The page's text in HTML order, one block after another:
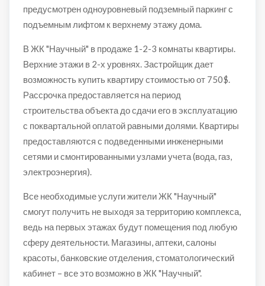
предусмотрен одноуровневый подземный паркинг с
подъемным лифтом к верхнему этажу дома.
В ЖК "Научный" в продаже 1-2-3 комнаты квартиры.
Верхние этажи в 2-х уровнях. Застройщик дает
возможность купить квартиру стоимостью от 750$.
Рассрочка предоставляется на период
строительства объекта до сдачи его в эксплуатацию
с поквартальной оплатой равными долями. Квартиры
предоставляются с подведенными инженерными
сетями и смонтированными узлами учета (вода, газ,
электроэнергия).
Все необходимые услуги жители ЖК "Научный"
смогут получить не выходя за территорию комплекса,
ведь на первых этажах будут помещения под любую
сферу деятельности. Магазины, аптеки, салоны
красоты, банковские отделения, стоматологический
кабинет – все это возможно в ЖК "Научный".